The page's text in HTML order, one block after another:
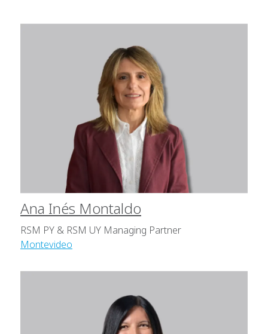
Ana Inés Montaldo
RSM PY & RSM UY Managing Partner
Montevideo